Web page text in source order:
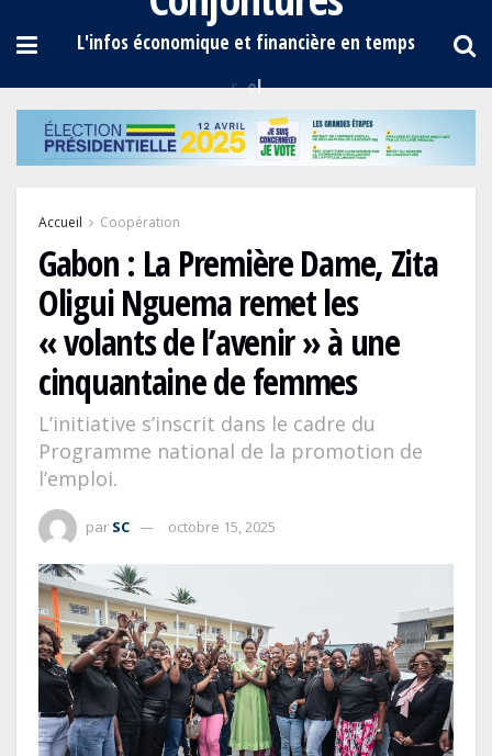
Accueil Coopération
Gabon : La Première Dame, Zita
Oligui Nguema remet les
« volants de l’avenir » à une
cinquantaine de femmes
L’initiative s’inscrit dans le cadre du
Programme national de la promotion de
l’emploi.
par SC octobre 15, 2025